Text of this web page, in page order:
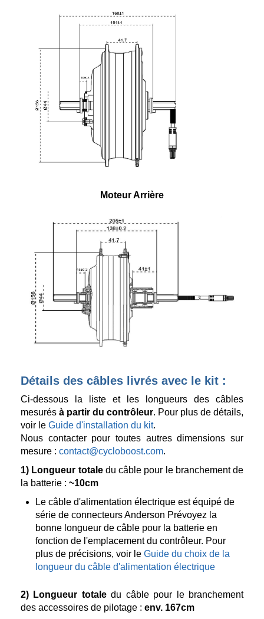
Moteur Arrière
Détails des câbles livrés avec le kit :
Ci-dessous la liste et les longueurs des câbles
mesurés à partir du contrôleur. Pour plus de détails,
voir le Guide d'installation du kit.
Nous contacter pour toutes autres dimensions sur
mesure : contact@cycloboost.com.
1) Longueur totaledu câble pour le branchement de
la batterie : ~10cm
Le câble d'alimentation électrique est équipé de
série de connecteurs Anderson Prévoyez la
bonne longueur de câble pour la batterie en
fonction de l'emplacement du contrôleur. Pour
plus de précisions, voir le Guide du choix de la
longueur du câble d'alimentation électrique
2) Longueur totaledu câble pour le branchement
des accessoires de pilotage : env. 167cm